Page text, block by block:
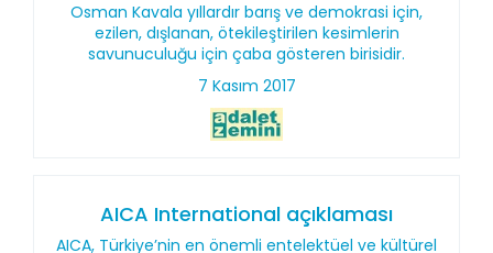
Osman Kavala yıllardır barış ve demokrasi için,
ezilen, dışlanan, ötekileştirilen kesimlerin
savunuculuğu için çaba gösteren birisidir.
7 Kasım 2017
AICA International açıklaması
AICA, Türkiye’nin en önemli entelektüel ve kültürel